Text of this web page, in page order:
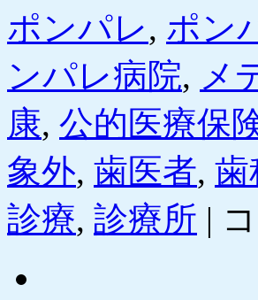
ポンパレ, ポン
ンパレ病院, メ
康, 公的医療保
象外, 歯医者, 歯
診療, 診療所 |